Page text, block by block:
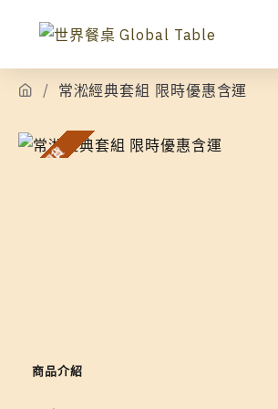
常淞經典套組 限時優惠含運
有現貨
商品介紹